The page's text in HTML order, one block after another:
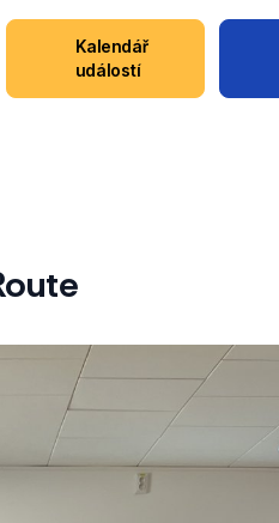
Kalendář
událostí